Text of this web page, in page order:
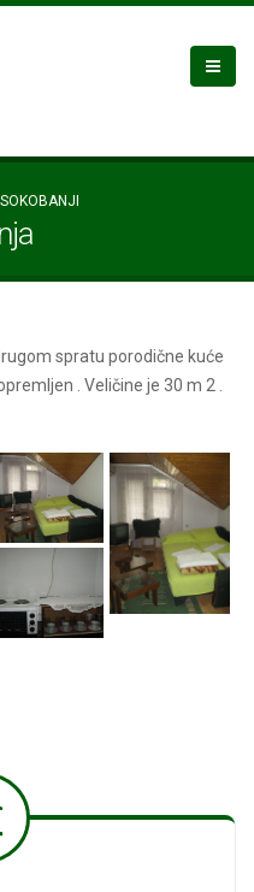
spratu porodične kuće
. Veličine je 30 m 2 .